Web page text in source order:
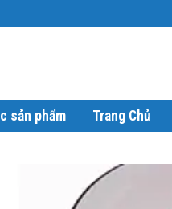
sản phẩm Trang Chủ